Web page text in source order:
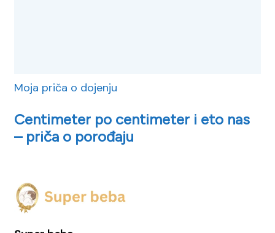
Moja priča o dojenju
Centimeter po centimeter i eto nas
– priča o porođaju